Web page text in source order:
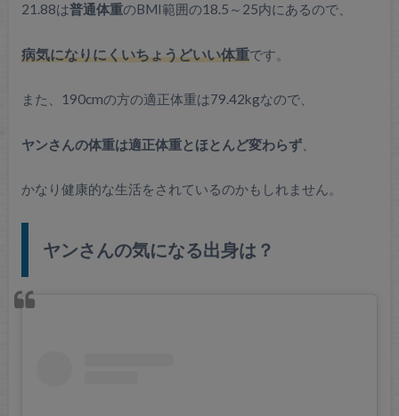
21.88は普通体重のBMI範囲の18.5～25内にあるので、
病気になりにくいちょうどいい体重です。
また、190cmの方の適正体重は79.42kgなので、
ヤンさんの体重は適正体重とほとんど変わらず、
かなり健康的な生活をされているのかもしれません。
ヤンさんの気になる出身は？